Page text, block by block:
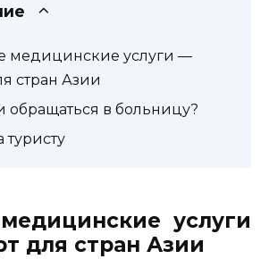
медицинские услуги —
стран Азии
обращаться в больницу?
туристу
услуги
для стран Азии